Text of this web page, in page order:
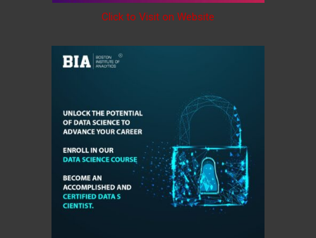
Click to Visit on Website